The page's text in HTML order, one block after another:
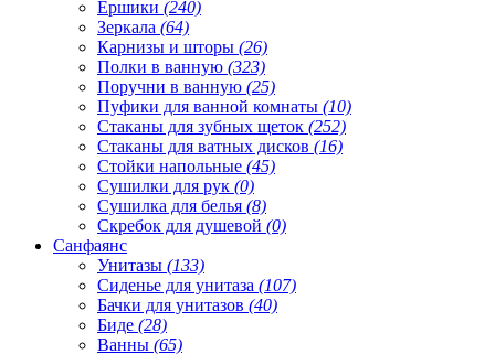
Ершики (240)
Зеркала (64)
Карнизы и шторы (26)
Полки в ванную (323)
Поручни в ванную (25)
Пуфики для ванной комнаты (10)
Стаканы для зубных щеток (252)
Стаканы для ватных дисков (16)
Стойки напольные (45)
Сушилки для рук (0)
Сушилка для белья (8)
Скребок для душевой (0)
Санфаянс
Унитазы (133)
Сиденье для унитаза (107)
Бачки для унитазов (40)
Биде (28)
Ванны (65)